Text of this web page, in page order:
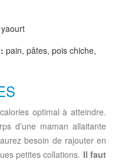
pain, pâtes, pois chiche,
optimal à atteindre.
d’une maman allaitante
besoin de rajouter en
petites collations. Il faut